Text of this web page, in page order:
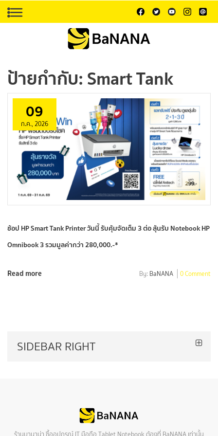
ป้ายกำกับ:Smart Tank
09
ก.ค., 2026
ช้อป HP Smart Tank Printer วันนี้ รับคุ้มจัดเต็ม 3 ต่อ ลุ้นรับ Notebook HP
Omnibook 3 รวมมูลค่ากว่า 280,000.-*
Read more By: BaNANA 0 Comment
SIDEBAR RIGHT